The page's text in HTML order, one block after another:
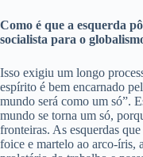
Como é que a esquerda
socialista para o
Isso exigiu um longo
espírito é bem encarnado
mundo será como um só”.
mundo se torna um só,
fronteiras. As esquerdas
foice e martelo ao arco-íris,